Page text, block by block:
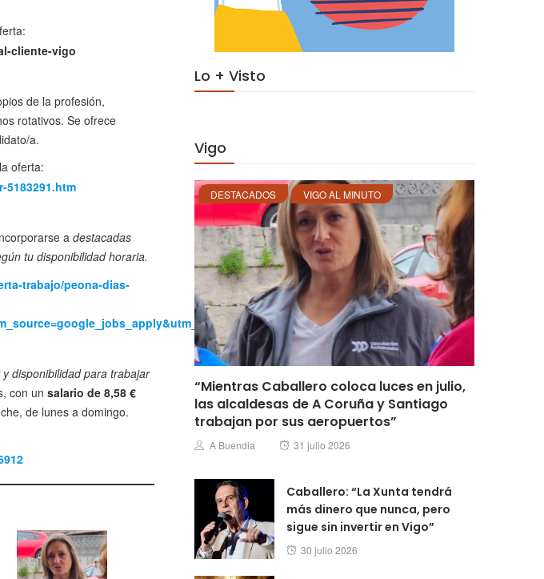
cliente-vigo
de la profesión,
rotativos. Se ofrece
a.
oferta:
a destacadas
tu disponibilidad horaria.
trabajo/peona-dias-
disponibilidad para trabajar
con un salario de 8,58 €
de lunes a domingo.
Lo + Visto
Vigo
DESTACADOS VIGO AL MINUTO
“Mientras Caballero coloca luces en julio,
las alcaldesas de A Coruña y Santiago
trabajan por sus aeropuertos”
Author
A Buendia
Posted
31 julio 2026
Caballero: “La Xunta tendrá
más dinero que nunca, pero
sigue sin invertir en Vigo”
Posted
30 julio 2026